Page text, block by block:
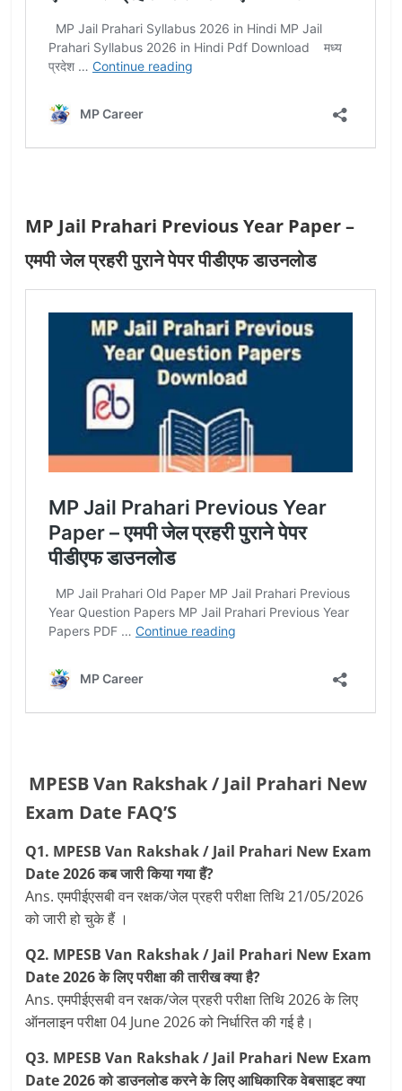
MP Jail Prahari Previous Year Paper –
एमपी जेल प्रहरी पुराने पेपर पीडीएफ डाउनलोड
MPESB Van Rakshak / Jail Prahari New
Exam Date FAQ’S
Q1. MPESB Van Rakshak / Jail Prahari New Exam
Date 2026 कब जारी किया गया हैं?
Ans. एमपीईएसबी वन रक्षक/जेल प्रहरी परीक्षा तिथि 21/05/2026
को जारी हो चुके हैं ।
Q2. MPESB Van Rakshak / Jail Prahari New Exam
Date 2026 के लिए परीक्षा की तारीख क्या है?
Ans. एमपीईएसबी वन रक्षक/जेल प्रहरी परीक्षा तिथि 2026 के लिए
ऑनलाइन परीक्षा 04 June 2026 को निर्धारित की गई है।
Q3. MPESB Van Rakshak / Jail Prahari New Exam
Date 2026 को डाउनलोड करने के लिए आधिकारिक वेबसाइट क्या